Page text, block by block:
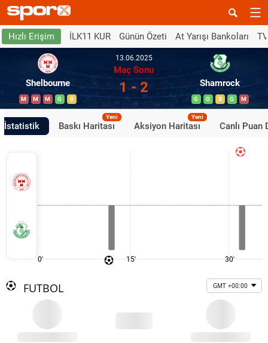
Hızlı Erişim İLK11 KUR Günün Özeti At Yarışı Bankoları
Shelbourne
M M M G B
13.06.2025
Maç Sonu
1 - 2 Shamrock
G G B G M
İstatistik Baskı Haritası
Yeni
Aksiyon Haritası
Yeni
Canlı Puan
0' 15' 30'
FUTBOL GMT +00:00